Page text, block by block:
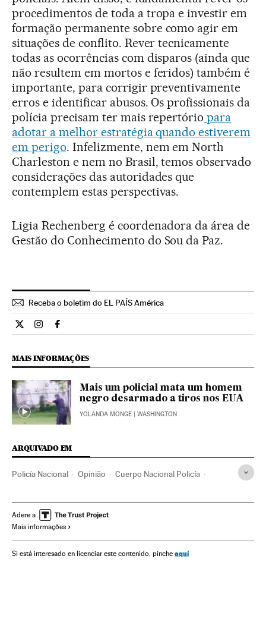
procedimentos de toda a tropa e investir em
formação permanente sobre como agir em
situações de conflito. Rever tecnicamente
todas as ocorrências com disparos (ainda que
não resultem em mortos e feridos) também é
importante, para corrigir preventivamente
erros e identificar abusos. Os profissionais da
polícia precisam ter mais repertório para
adotar a melhor estratégia quando estiverem
em perigo. Infelizmente, nem em North
Charleston e nem no Brasil, temos observado
considerações das autoridades que
contemplem estas perspectivas.
Ligia Rechenberg é coordenadora da área de
Gestão do Conhecimento do Sou da Paz.
Receba o boletim do EL PAÍS América
Opiniao El País Brasil en Twitter
Opiniao El País Brasil en Instagram
Opiniao El País Brasil en Facebook
MAIS INFORMAÇÕES
Mais um policial mata um homem
negro desarmado a tiros nos EUA
YOLANDA MONGE | WASHINGTON
ARQUIVADO EM
Policía Nacional Opinião Cuerpo Nacional Policía
Força segurança Racismo
Discriminação
Problemas sociais Sociedade
Adere a
Mais informações
Si está interesado en licenciar este contenido, pinche aquí